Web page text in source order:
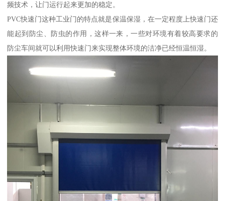
频技术，让门运行起来更加的稳定。
PVC快速门这种工业门的特点就是保温保湿，在一定程度上快速门还
能起到防尘、防虫的作用，这样一来，一些对环境有着较高要求的
防尘车间就可以利用快速门来实现整体环境的洁净已经恒温恒湿。